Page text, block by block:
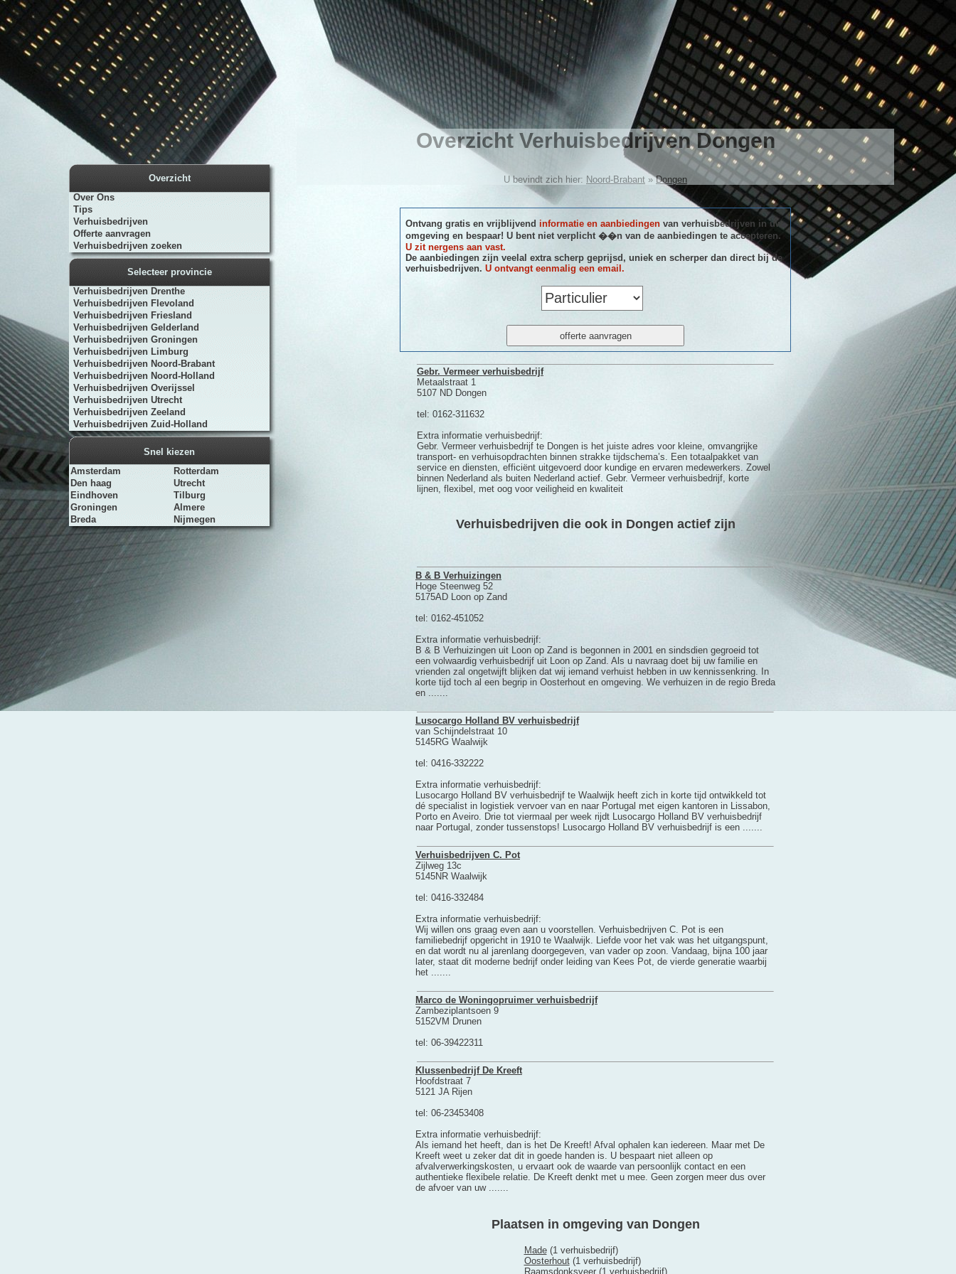
Overzicht
Over Ons
Tips
Verhuisbedrijven
Offerte aanvragen
Verhuisbedrijven zoeken
Selecteer provincie
Verhuisbedrijven Drenthe
Verhuisbedrijven Flevoland
Verhuisbedrijven Friesland
Verhuisbedrijven Gelderland
Verhuisbedrijven Groningen
Verhuisbedrijven Limburg
Verhuisbedrijven Noord-Brabant
Verhuisbedrijven Noord-Holland
Verhuisbedrijven Overijssel
Verhuisbedrijven Utrecht
Verhuisbedrijven Zeeland
Verhuisbedrijven Zuid-Holland
Snel kiezen
Amsterdam
Rotterdam
Den haag
Utrecht
Eindhoven
Tilburg
Groningen
Almere
Breda
Nijmegen
Overzicht Verhuisbedrijven Dongen
U bevindt zich hier: Noord-Brabant »Dongen
Ontvang gratis en vrijblijvend informatie en aanbiedingen van verhuisbedrijven in uw
omgeving en bespaar! U bent niet verplicht ��n van de aanbiedingen te accepteren.
U zit nergens aan vast.
De aanbiedingen zijn veelal extra scherp geprijsd, uniek en scherper dan direct bij de
verhuisbedrijven. U ontvangt eenmalig een email.
Gebr. Vermeer verhuisbedrijf
Metaalstraat 1
5107 ND Dongen
tel: 0162-311632
Extra informatie verhuisbedrijf:
Gebr. Vermeer verhuisbedrijf te Dongen is het juiste adres voor kleine, omvangrijke
transport- en verhuisopdrachten binnen strakke tijdschema’s. Een totaalpakket van
service en diensten, efficiënt uitgevoerd door kundige en ervaren medewerkers. Zowel
binnen Nederland als buiten Nederland actief. Gebr. Vermeer verhuisbedrijf, korte
lijnen, flexibel, met oog voor veiligheid en kwaliteit
Verhuisbedrijven die ook in Dongen actief zijn
B & B Verhuizingen
Hoge Steenweg 52
5175AD Loon op Zand
tel: 0162-451052
Extra informatie verhuisbedrijf:
B & B Verhuizingen uit Loon op Zand is begonnen in 2001 en sindsdien gegroeid tot
een volwaardig verhuisbedrijf uit Loon op Zand. Als u navraag doet bij uw familie en
vrienden zal ongetwijft blijken dat wij iemand verhuist hebben in uw kennissenkring. In
korte tijd toch al een begrip in Oosterhout en omgeving. We verhuizen in de regio Breda
en .......
Lusocargo Holland BV verhuisbedrijf
van Schijndelstraat 10
5145RG Waalwijk
tel: 0416-332222
Extra informatie verhuisbedrijf:
Lusocargo Holland BV verhuisbedrijf te Waalwijk heeft zich in korte tijd ontwikkeld tot
dé specialist in logistiek vervoer van en naar Portugal met eigen kantoren in Lissabon,
Porto en Aveiro. Drie tot viermaal per week rijdt Lusocargo Holland BV verhuisbedrijf
naar Portugal, zonder tussenstops! Lusocargo Holland BV verhuisbedrijf is een .......
Verhuisbedrijven C. Pot
Zijlweg 13c
5145NR Waalwijk
tel: 0416-332484
Extra informatie verhuisbedrijf:
Wij willen ons graag even aan u voorstellen. Verhuisbedrijven C. Pot is een
familiebedrijf opgericht in 1910 te Waalwijk. Liefde voor het vak was het uitgangspunt,
en dat wordt nu al jarenlang doorgegeven, van vader op zoon. Vandaag, bijna 100 jaar
later, staat dit moderne bedrijf onder leiding van Kees Pot, de vierde generatie waarbij
het .......
Marco de Woningopruimer verhuisbedrijf
Zambeziplantsoen 9
5152VM Drunen
tel: 06-39422311
Klussenbedrijf De Kreeft
Hoofdstraat 7
5121 JA Rijen
tel: 06-23453408
Extra informatie verhuisbedrijf:
Als iemand het heeft, dan is het De Kreeft! Afval ophalen kan iedereen. Maar met De
Kreeft weet u zeker dat dit in goede handen is. U bespaart niet alleen op
afvalverwerkingskosten, u ervaart ook de waarde van persoonlijk contact en een
authentieke flexibele relatie. De Kreeft denkt met u mee. Geen zorgen meer dus over
de afvoer van uw .......
Plaatsen in omgeving van Dongen
Made(1 verhuisbedrijf)
Oosterhout(1 verhuisbedrijf)
Raamsdonksveer(1 verhuisbedrijf)